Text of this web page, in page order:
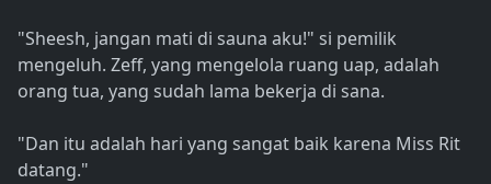
"Sheesh, jangan mati di sauna aku!" si pemilik
mengeluh. Zeff, yang mengelola ruang uap, adalah
orang tua, yang sudah lama bekerja di sana.
"Dan itu adalah hari yang sangat baik karena Miss Rit
datang."